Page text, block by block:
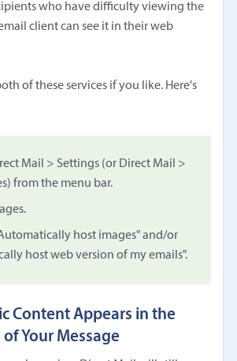
who have difficulty viewing the
client can see it in their web
of these services if you like. Here's
Mail > Settings (or Direct Mail >
from the menu bar.
host images" and/or
host web version of my emails".
Content Appears in the
Your Message